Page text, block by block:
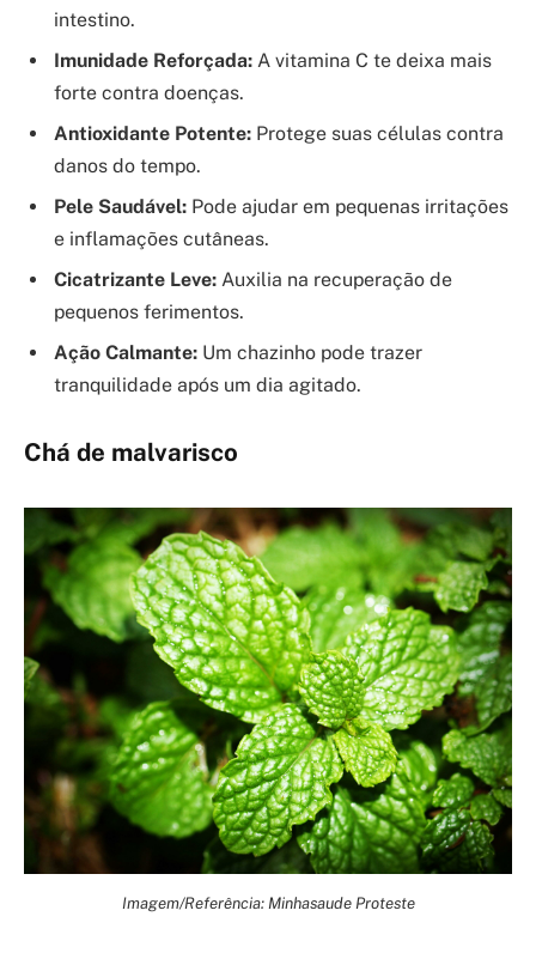
intestino.
Imunidade Reforçada: A vitamina C te deixa mais
forte contra doenças.
Antioxidante Potente: Protege suas células contra
danos do tempo.
Pele Saudável: Pode ajudar em pequenas irritações
e inflamações cutâneas.
Cicatrizante Leve: Auxilia na recuperação de
pequenos ferimentos.
Ação Calmante: Um chazinho pode trazer
tranquilidade após um dia agitado.
Chá de malvarisco
Imagem/Referência: Minhasaude Proteste